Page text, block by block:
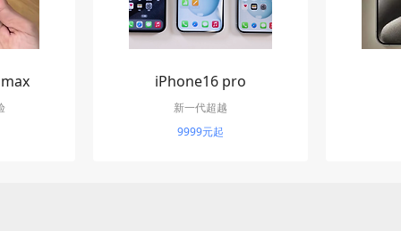
iPhone16 pro
新一代超越
9999元起